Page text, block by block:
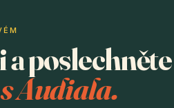
poslechněte
s Audiala.